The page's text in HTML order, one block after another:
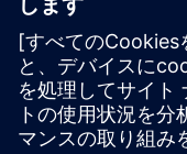
す。これらの利点に
効率的に作業し、つ
を維持できます。ク
中する必要がなくな
を削減し、設計およ
できます。